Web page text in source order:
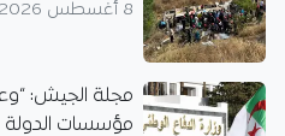
8 أغسطس 2026
مجلة الجيش:
مؤسسات الدولة